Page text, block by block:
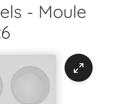
- Moule